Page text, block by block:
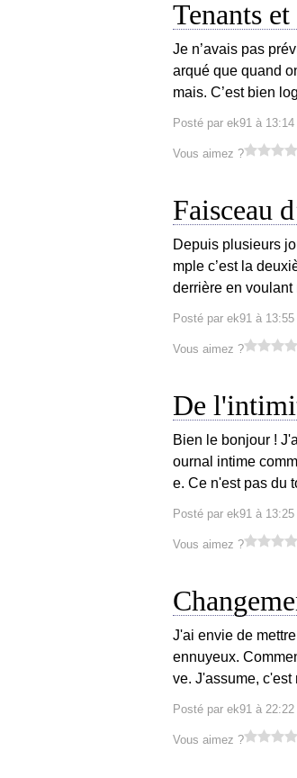
Tenants
Je n’avais pas
arqué que quand
mais. C’est bien
Posté par ek91 à 13:14
Vous aimez ?
Faisceau
Depuis plusieurs
mple c’est la
derrière en voulant
Posté par ek91 à 13:55
Vous aimez ?
De
Bien le bonjour !
ournal intime
e. Ce n'est pas du
Posté par ek91 à 13:25
Vous aimez ?
J'ai envie de
ennuyeux.
ve. J'assume, c'est
Posté par ek91 à 22:22
Vous aimez ?